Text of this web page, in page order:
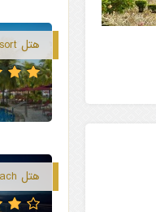
هتل PARKROYAL Resort پنانگ
هتل Hompton Beach پنانگ